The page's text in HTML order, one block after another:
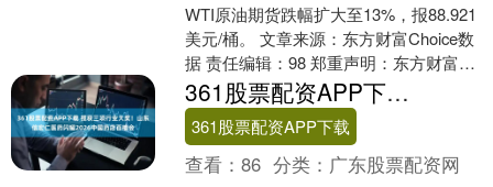
WTI原油期货跌幅扩大至13%，报88.921
美元/桶。 文章来源：东方财富Choice数
据 责任编辑：98 郑重声明：东方财富发
布此内容旨在传播更多信息，与本....
361股票配资APP下载 揽获三项行业大奖！山东信宏仁医药闪耀2026中国药店百樯会
361股票配资APP下载
查看：86 分类： 广东股票配资网